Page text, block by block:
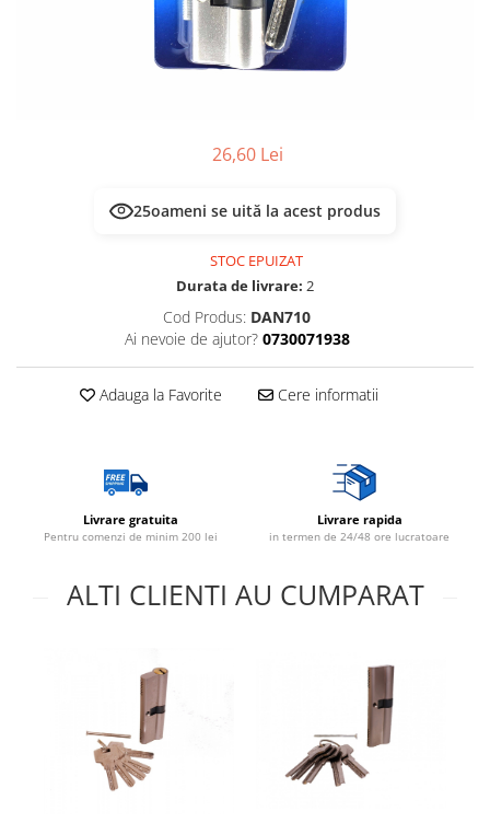
Lampi emergente
Multimetru Digital
Prelungitoare/Derulatoare
Ştechere/Stecher adaptor
26,60 Lei
25oameni se uită la acest produs
STOC EPUIZAT
Durata de livrare: 2
Cod Produs: DAN710
Ai nevoie de ajutor? 0730071938
Adauga la Favorite Cere informatii
Livrare gratuita
Pentru comenzi de minim 200 lei
Livrare rapida
in termen de 24/48 ore lucratoare
ALTI CLIENTI AU CUMPARAT